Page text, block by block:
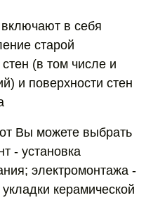
в себя
старой
(в том числе и
и поверхности стен
Вы можете выбрать
- установка
электромонтажа -
керамической